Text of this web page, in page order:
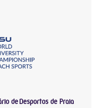
de Desportos de Praia